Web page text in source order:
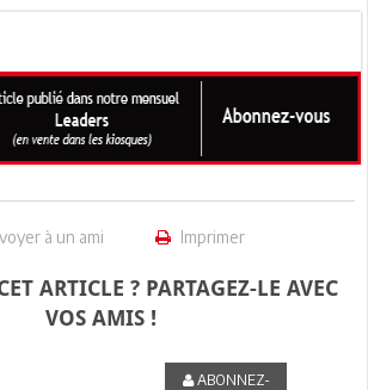
à un ami Imprimer
ARTICLE ? PARTAGEZ-LE AVEC
VOS AMIS !
ABONNEZ-